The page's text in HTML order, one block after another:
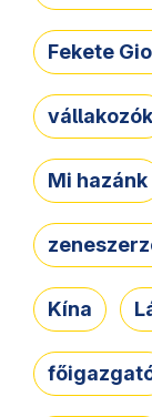
Fekete
vállakozók
Mi hazánk
Kína